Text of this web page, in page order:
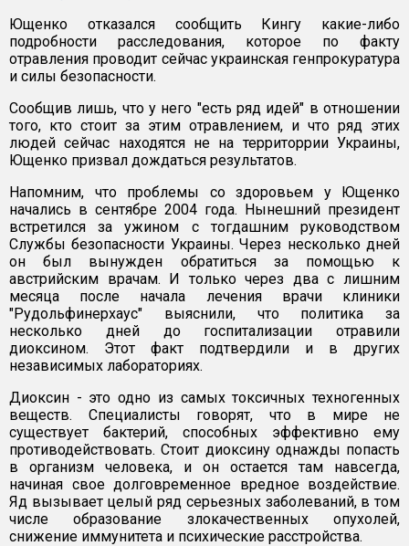
Ющенко отказался сообщить Кингу какие-либо
подробности расследования, которое по факту
отравления проводит сейчас украинская генпрокуратура
и силы безопасности.
Сообщив лишь, что у него "есть ряд идей" в отношении
того, кто стоит за этим отравлением, и что ряд этих
людей сейчас находятся не на территоррии Украины,
Ющенко призвал дождаться результатов.
Напомним, что проблемы со здоровьем у Ющенко
начались в сентябре 2004 года. Нынешний президент
встретился за ужином с тогдашним руководством
Службы безопасности Украины. Через несколько дней
он был вынужден обратиться за помощью к
австрийским врачам. И только через два с лишним
месяца после начала лечения врачи клиники
"Рудольфинерхаус" выяснили, что политика за
несколько дней до госпитализации отравили
диоксином. Этот факт подтвердили и в других
независимых лабораториях.
Диоксин - это одно из самых токсичных техногенных
веществ. Специалисты говорят, что в мире не
существует бактерий, способных эффективно ему
противодействовать. Стоит диоксину однажды попасть
в организм человека, и он остается там навсегда,
начиная свое долговременное вредное воздействие.
Яд вызывает целый ряд серьезных заболеваний, в том
числе образование злокачественных опухолей,
снижение иммунитета и психические расстройства.